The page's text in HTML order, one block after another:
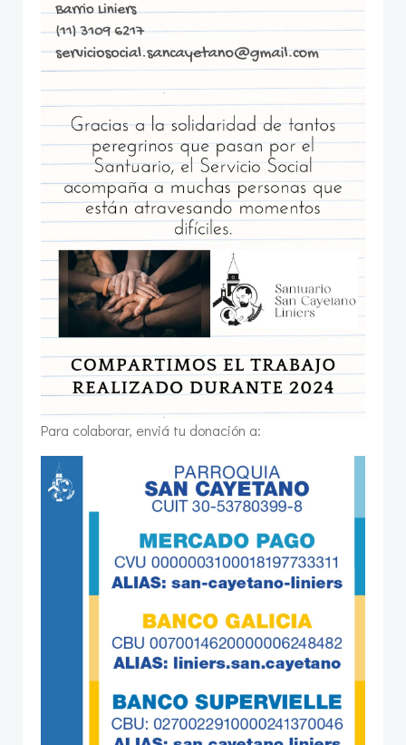
Para colaborar, enviá tu donación a: